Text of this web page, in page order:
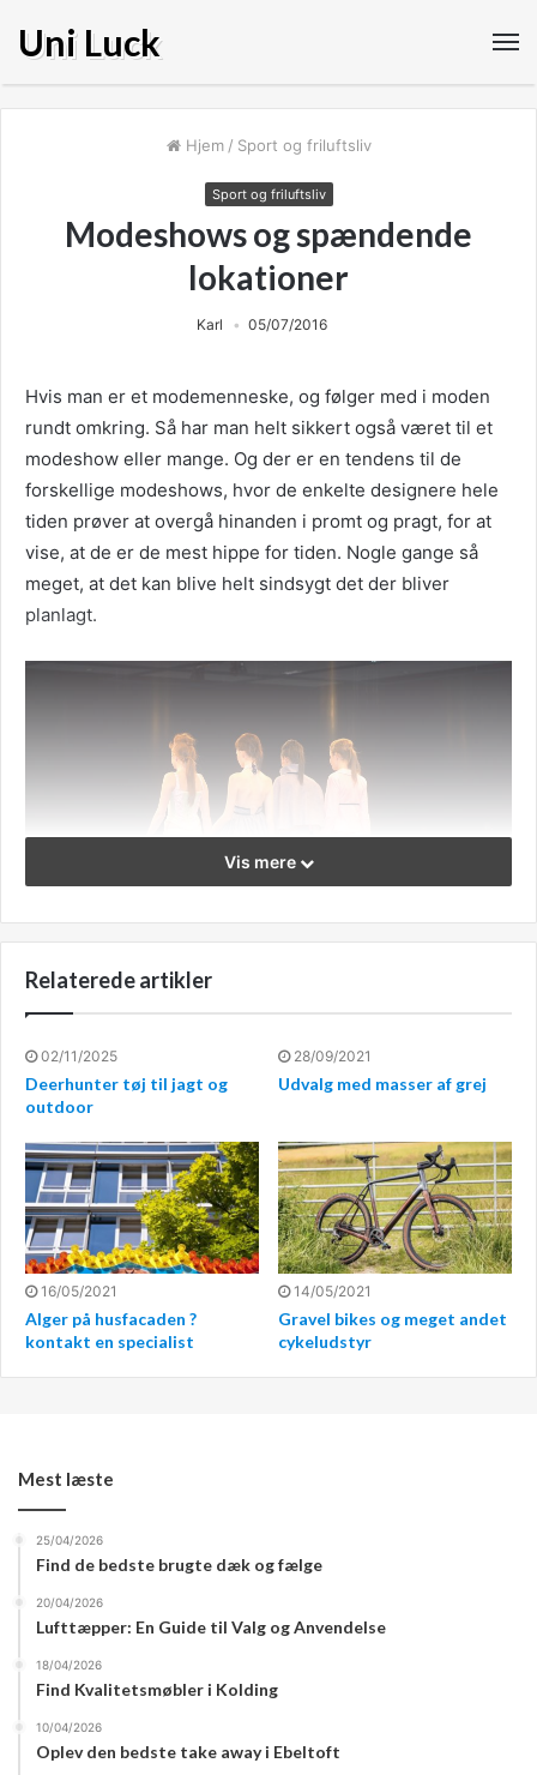
Uni Luck
Hjem / Sport og friluftsliv
Sport og friluftsliv
Modeshows og spændende
lokationer
Karl 05/07/2016
Hvis man er et modemenneske, og følger med i moden
rundt omkring. Så har man helt sikkert også været til et
modeshow eller mange. Og der er en tendens til de
forskellige modeshows, hvor de enkelte designere hele
tiden prøver at overgå hinanden i promt og pragt, for at
vise, at de er de mest hippe for tiden. Nogle gange så
meget, at det kan blive helt sindsygt det der bliver
planlagt.
muligt. For eksempel ved at lave sine modeshows på
andre lokationer, end dem man eller normalt ville tænke
som steder til at holde modeshows. Og det kan være en
spændende, nærmest fascinerede oplevelse at være
med til. Derfor er der også kun en klar anbefaling til at
komme til modeshows rundt omkring.
Vis mere
Relaterede artikler
02/11/2025
Deerhunter tøj til jagt og
outdoor
28/09/2021
Udvalg med masser af grej
16/05/2021
Alger på husfacaden ?
kontakt en specialist
14/05/2021
Gravel bikes og meget andet
cykeludstyr
Mest læste
25/04/2026
Find de bedste brugte dæk og fælge
20/04/2026
Lufttæpper: En Guide til Valg og Anvendelse
18/04/2026
Find Kvalitetsmøbler i Kolding
10/04/2026
Oplev den bedste take away i Ebeltoft